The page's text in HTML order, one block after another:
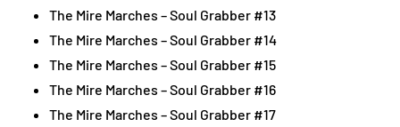
The Mire Marches – Soul Grabber #13
The Mire Marches – Soul Grabber #14
The Mire Marches – Soul Grabber #15
The Mire Marches – Soul Grabber #16
The Mire Marches – Soul Grabber #17